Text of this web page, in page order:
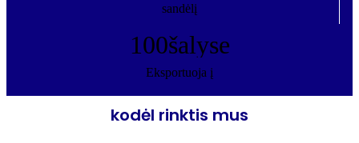
sandėlį
100šalyse
Eksportuoja į
kodėl rinktis mus